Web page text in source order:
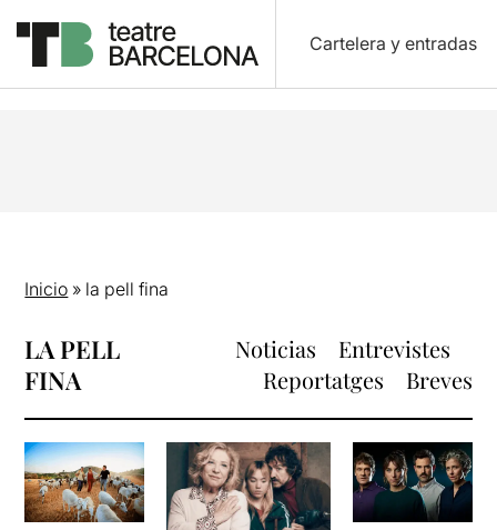
Cartelera y entradas
Inicio » la pell fina
LA PELL
FINA
Noticias
Entrevistes
Reportatges
Breves